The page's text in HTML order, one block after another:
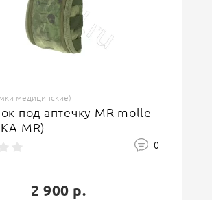
медицинские)
под аптечку MR molle
MR)
0
2 900 р.